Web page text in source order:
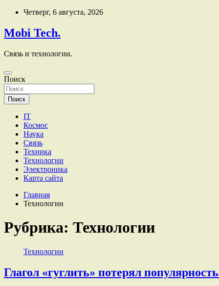
Перейти
содержимому
Четверг, 6 августа, 2026
Mobi Tech.
Связь и технологии.
Поиск
Поиск
IT
Космос
Наука
Связь
Техника
Технологии
Электроника
Карта сайта
Главная
Технологии
Рубрика: Технологии
Технологии
Глагол «гуглить» потерял